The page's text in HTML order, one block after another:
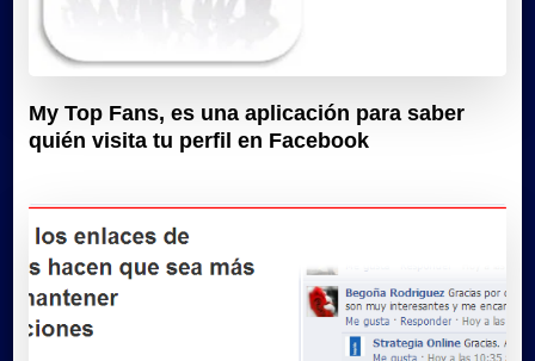
My Top Fans, es una aplicación para saber
quién visita tu perfil en Facebook